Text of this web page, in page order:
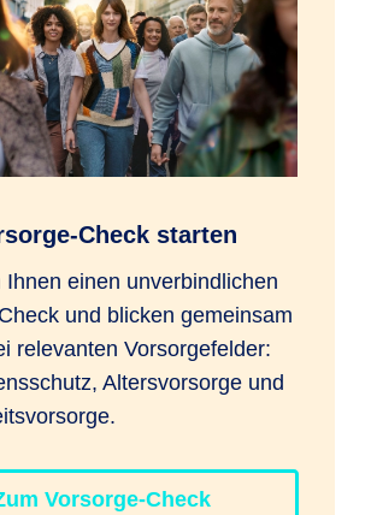
Check starten
Ihnen einen unverbindlichen
und blicken gemeinsam
relevanten Vorsorgefelder:
Altersvorsorge und
Vorsorge-Check